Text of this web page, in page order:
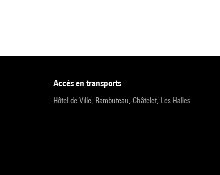
accès en transports
Hôtel de Ville, Rambuteau, Châtelet, Les Halles